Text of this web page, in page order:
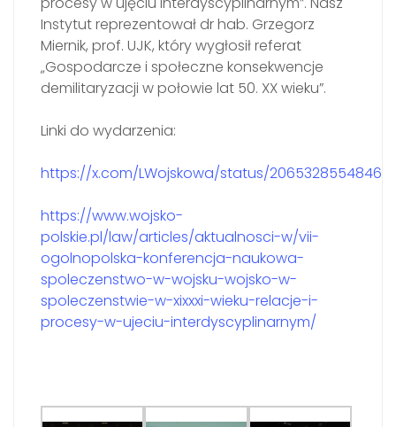
Instytut reprezentował dr hab. Grzegorz
Miernik, prof. UJK, który wygłosił referat
„Gospodarcze i społeczne konsekwencje
demilitaryzacji w połowie lat 50. XX wieku”.
Linki do wydarzenia:
https://x.com/LWojskowa/status/
https://www.wojsko-
polskie.pl/law/articles/aktualnosci-w/vii-
ogolnopolska-konferencja-naukowa-
spoleczenstwo-w-wojsku-wojsko-w-
spoleczenstwie-w-xixxxi-wieku-relacje-i-
procesy-w-ujeciu-interdyscyplinarnym/